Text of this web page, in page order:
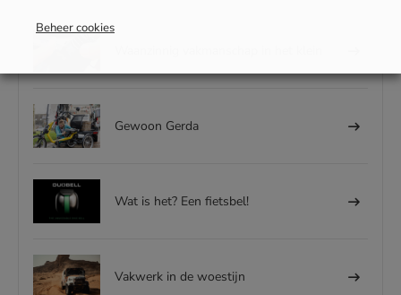
Gewoon Gerda
Wat is het? Een fietsbel!
Vakwerk in de woestijn
Beheer cookies